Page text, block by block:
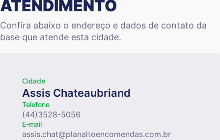
ATENDIMENTO
Confira abaixo o endereço e dados de contato da
base que atende esta cidade.
Cidade
Assis Chateaubriand
Telefone
(44)3528-5056
E-mail
assis.chat@planaltoencomendas.com.br